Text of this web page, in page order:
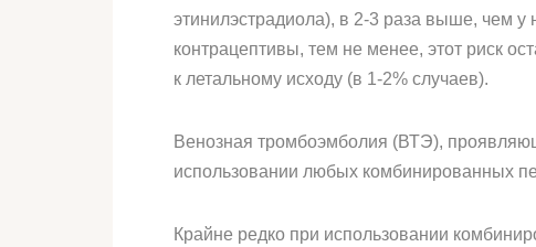
этинилэстрадиола), в 2-3 раза выше, чем
контрацептивы, тем не менее, этот риск
к летальному исходу (в 1-2% случаев).
Венозная тромбоэмболия (ВТЭ),
использовании любых комбинированных
Крайне редко при использовании